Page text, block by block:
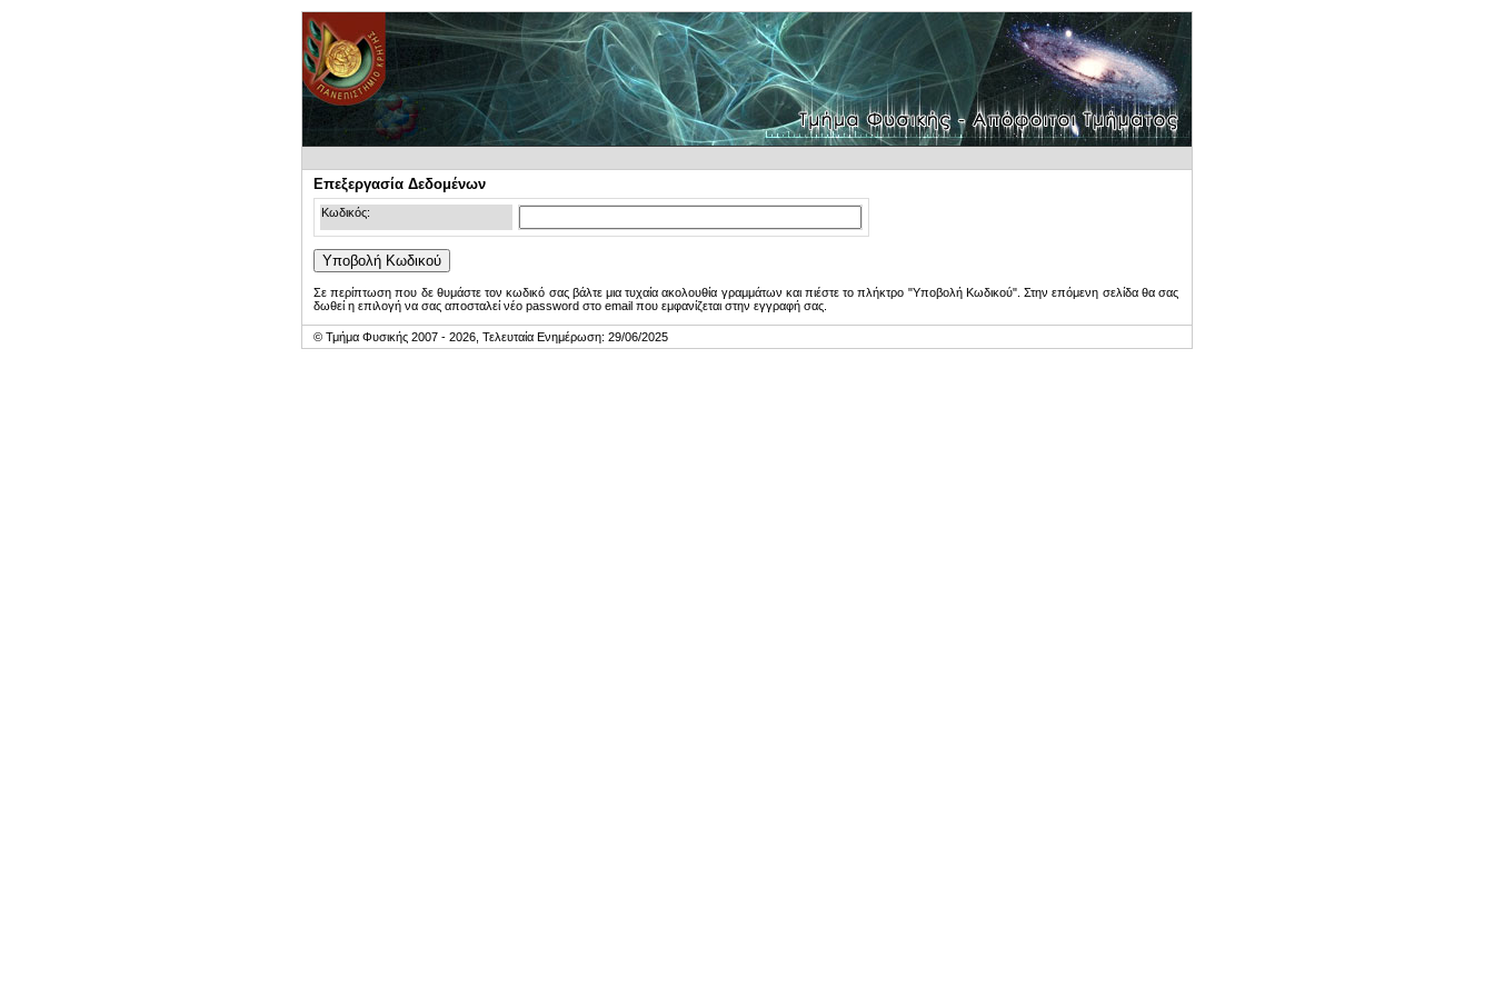
Επεξεργασία Δεδομένων
Κωδικός:
Σε περίπτωση που δε θυμάστε τον κωδικό σας βάλτε μια τυχαία ακολουθία γραμμάτων και πιέστε το πλήκτρο "Υποβολή Κωδικού". Στην επόμενη σελίδα θα σας
δωθεί η επιλογή να σας αποσταλεί νέο password στο email που εμφανίζεται στην εγγραφή σας.
© Τμήμα Φυσικής 2007 - 2026, Τελευταία Ενημέρωση: 29/06/2025